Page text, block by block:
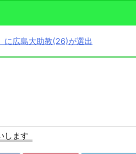
に広島大助教(26)が選出
します